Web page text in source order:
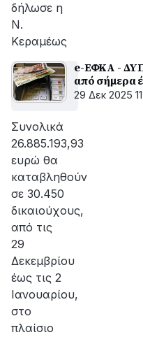
δήλωσε η
Ν.
Κεραμέως
e-ΕΦΚΑ -
από σήμερα
29 Δεκ 2025
Συνολικά
26.885.193,93
ευρώ θα
καταβληθούν
σε 30.450
δικαιούχους,
από τις
29
Δεκεμβρίου
έως τις 2
Ιανουαρίου,
στο
πλαίσιο